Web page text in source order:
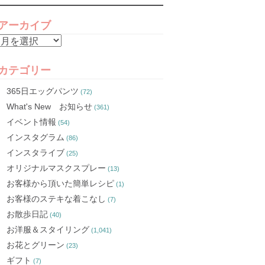
ーカイブ
ア
テゴリー
365日エッグパンツ (72)
What's New お知らせ (361)
イベント情報 (54)
インスタグラム (86)
インスタライブ (25)
オリジナルマスクスプレー (13)
お客様から頂いた簡単レシピ (1)
お客様のステキな着こなし (7)
お散歩日記 (40)
お洋服＆スタイリング (1,041)
お花とグリーン (23)
ギフト (7)